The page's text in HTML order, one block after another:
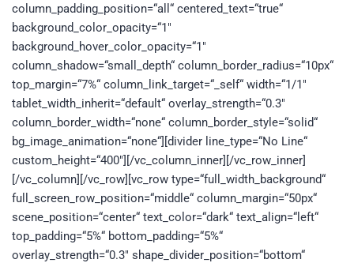
column_padding_position=“all“ centered_text=“true“
background_color_opacity=“1″
background_hover_color_opacity=“1″
column_shadow=“small_depth“ column_border_radius=“10px“
top_margin=“7%“ column_link_target=“_self“ width=“1/1″
tablet_width_inherit=“default“ overlay_strength=“0.3″
column_border_width=“none“ column_border_style=“solid“
bg_image_animation=“none“][divider line_type=“No Line“
custom_height=“400″][/vc_column_inner][/vc_row_inner]
[/vc_column][/vc_row][vc_row type=“full_width_background“
full_screen_row_position=“middle“ column_margin=“50px“
scene_position=“center“ text_color=“dark“ text_align=“left“
top_padding=“5%“ bottom_padding=“5%“
overlay_strength=“0.3″ shape_divider_position=“bottom“